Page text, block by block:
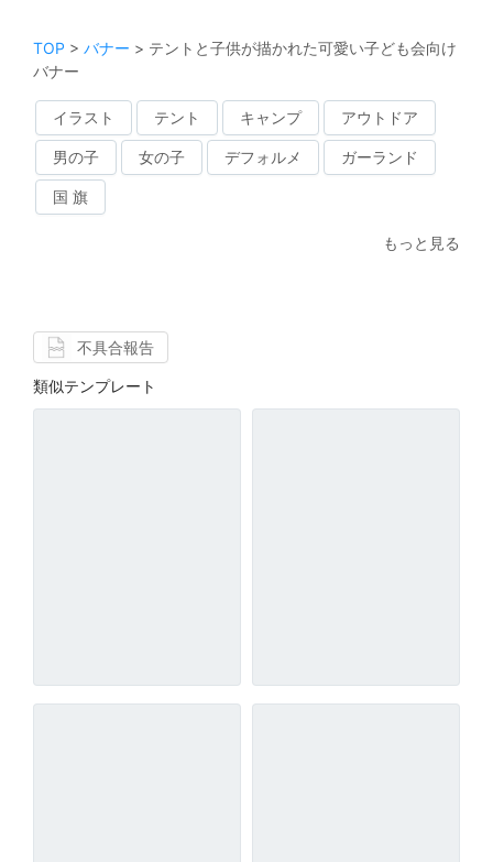
TOP > バナー > テントと子供が描かれた可愛い子ども会向け
バナー
イラスト テント キャンプ アウトドア
男の子 女の子 デフォルメ ガーランド
国 旗
もっと見る
不具合報告
類似テンプレート